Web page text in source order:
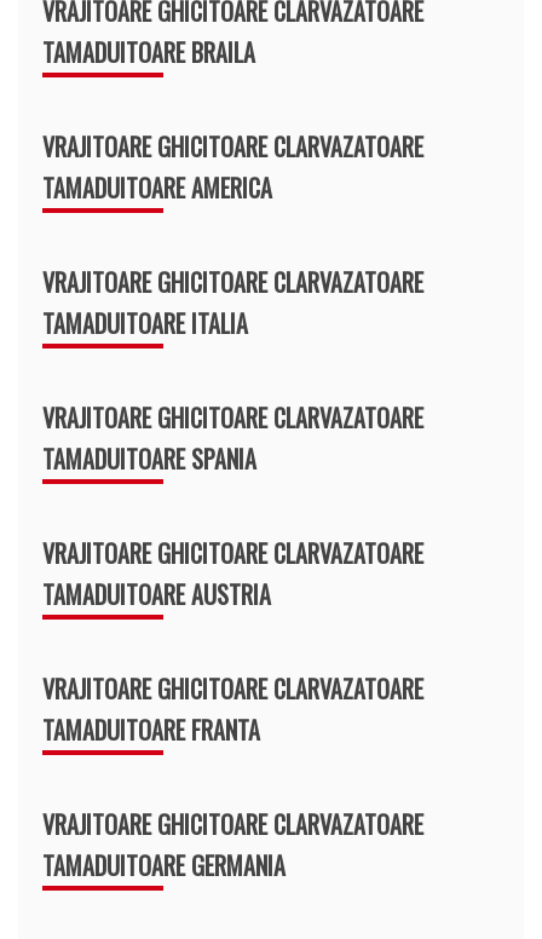
VRAJITOARE GHICITOARE CLARVAZATOARE
TAMADUITOARE BRAILA
VRAJITOARE GHICITOARE CLARVAZATOARE
TAMADUITOARE AMERICA
VRAJITOARE GHICITOARE CLARVAZATOARE
TAMADUITOARE ITALIA
VRAJITOARE GHICITOARE CLARVAZATOARE
TAMADUITOARE SPANIA
VRAJITOARE GHICITOARE CLARVAZATOARE
TAMADUITOARE AUSTRIA
VRAJITOARE GHICITOARE CLARVAZATOARE
TAMADUITOARE FRANTA
VRAJITOARE GHICITOARE CLARVAZATOARE
TAMADUITOARE GERMANIA